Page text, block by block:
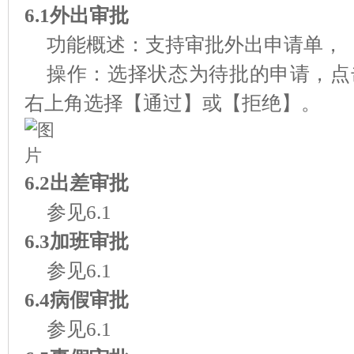
6.1外出审批
功能概述：支持审批外出申请单，
操作：选择状态为待批的申请，
右上角选择【通过】或【拒绝】。
6.2出差审批
参见6.1
6.3加班审批
参见6.1
6.4病假审批
参见6.1